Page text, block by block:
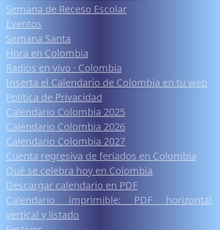
Semana de Receso Escolar
Eventos
Semana Santa
Hora en Colombia
Radios en vivo · Colombia
Inserta el Calendario de Colombia en tu web
Política de Privacidad
Calendario Colombia 2025
Calendario Colombia 2026
Calendario Colombia 2027
Cuenta regresiva de feriados en Colombia
Qué se celebra hoy en Colombia
Descargar calendario en PDF
Calendario imprimible: PDF horizontal,
vertical y listado